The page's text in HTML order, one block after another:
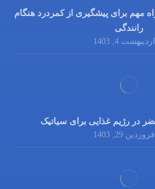
در رانندگی + 4 راه مهم برای پیشگیری از کمردرد هنگام
رانندگی
اردیبهشت 4, 1403
در رژیم غذایی برای سیاتیک
فروردین 29, 1403